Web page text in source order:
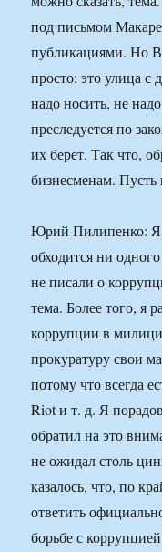
под письмом
публикациями. Но
просто: это улица
надо носить, не
преследуется по
их берет. Так что,
бизнесменам. Пусть
Юрий Пилипенко: Я
обходится ни
не писали о
тема. Более того, я
коррупции в
прокуратуру свои
потому что всегда
Riot и т. д. Я
обратил на это
не ожидал столь
казалось, что, по
ответить
борьбе с